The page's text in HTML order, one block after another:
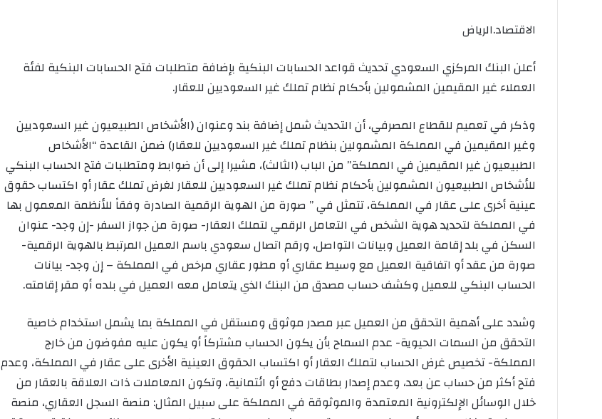
الاقتصاد.الرياض
أعلن البنك المركزي السعودي تحديث قواعد الحسابات البنكية بإضافة متطلبات فتح الحسابات البنكية لفئة
العملاء غير المقيمين المشمولين بأحكام نظام تملك غير السعوديين للعقار.
وذكر في تعميم للقطاع المصرفي، أن التحديث شمل إضافة بند وعنوان (الأشخاص الطبيعيون غير السعوديين
وغير المقيمين في المملكة المشمولين بنظام تملك غير السعوديين للعقار) ضمن القاعدة “الأشخاص
الطبيعيون غير المقيمين في المملكة” من الباب (الثالث)، مشيرا إلى أن ضوابط ومتطلبات فتح الحساب البنكي
للأشخاص الطبيعيون المشمولين بأحكام نظام تملك غير السعوديين للعقار لغرض تملك عقار أو اكتساب حقوق
عينية أخرى على عقار في المملكة، تتمثل في ” صورة من الهوية الرقمية الصادرة وفقاً للأنظمة المعمول بها
في المملكة لتحديد هوية الشخص في التعامل الرقمي لتملك العقار- صورة من جواز السفر -إن وجد- عنوان
السكن في بلد إقامة العميل وبيانات التواصل، ورقم اتصال سعودي باسم العميل المرتبط بالهوية الرقمية-
صورة من عقد أو اتفاقية العميل مع وسيط عقاري أو مطور عقاري مرخص في المملكة – إن وجد- بيانات
الحساب البنكي للعميل وكشف حساب مصدق من البنك الذي يتعامل معه العميل في بلده أو مقر إقامته.
وشدد على أهمية التحقق من العميل عبر مصدر موثوق ومستقل في المملكة بما يشمل استخدام خاصية
التحقق من السمات الحيوية- عدم السماح بأن يكون الحساب مشتركاً أو يكون عليه مفوضون من خارج
المملكة- تخصيص غرض الحساب لتملك العقار أو اكتساب الحقوق العينية الأخرى على عقار في المملكة، وعدم
فتح أكثر من حساب عن بعد، وعدم إصدار بطاقات دفع أو ائتمانية، وتكون المعاملات ذات العلاقة بالعقار من
خلال الوسائل الإلكترونية المعتمدة والموثوقة في المملكة على سبيل المثال: منصة السجل العقاري، منصة